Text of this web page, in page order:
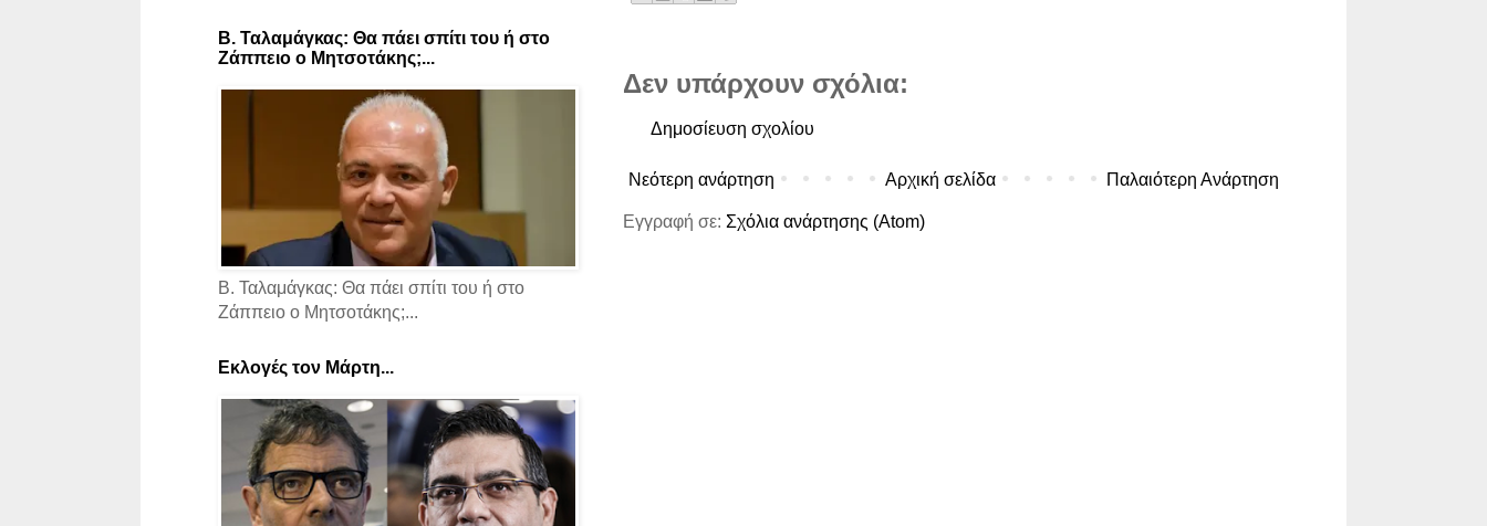
Δεν υπάρχουν σχόλια:
Δημοσίευση σχολίου
Νεότερη ανάρτηση Παλαιότερη Ανάρτηση
Αρχική σελίδα
Εγγραφή σε: Σχόλια ανάρτησης (Atom)
Β. Ταλαμάγκας: Θα πάει σπίτι του ή στο
Ζάππειο ο Μητσοτάκης;...
Β. Ταλαμάγκας: Θα πάει σπίτι του ή στο
Ζάππειο ο Μητσοτάκης;...
Εκλογές τον Μάρτη...